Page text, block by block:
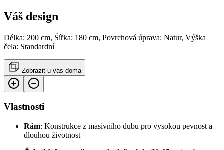
Váš design
Délka: 200 cm, Šířka: 180 cm, Povrchová úprava: Natur, Výška
čela: Standardní
Zobrazit u vás doma
Vlastnosti
Rám: Konstrukce z masivního dubu pro vysokou pevnost a
dlouhou životnost